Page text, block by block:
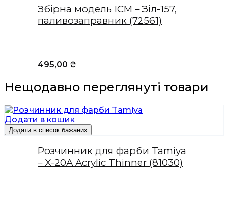
Збірна модель ICM – Зіл-157,
паливозаправник (72561)
495,00 ₴
Нещодавно переглянуті товари
Додати в кошик
Додати в список бажаних
Розчинник для фарби Tamiya
– X-20A Acrylic Thinner (81030)